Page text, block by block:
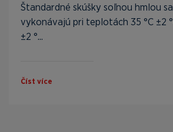
Štandardné skúšky soľnou hmlou
vykonávajú pri teplotách 35 °C ±2
±2 °...
Číst více